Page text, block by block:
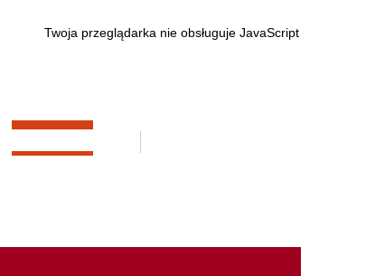
Twoja przeglądarka nie obsługuje JavaScript